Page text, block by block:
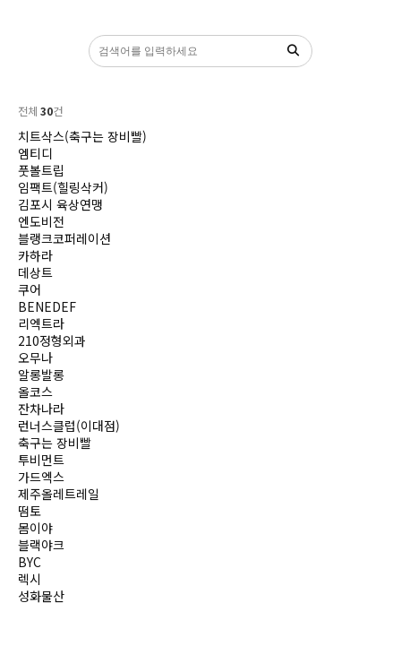
전체 30건
치트삭스(축구는 장비빨)
엠티디
풋볼트립
임팩트(힐링삭커)
김포시 육상연맹
엔도비전
블랭크코퍼레이션
카하라
데상트
쿠어
BENEDEF
리엑트라
210정형외과
오무나
알롱발롱
올코스
잔차나라
런너스클럽(이대점)
축구는 장비빨
투비먼트
가드엑스
제주올레트레일
떰토
몸이야
블랙야크
BYC
렉시
성화물산